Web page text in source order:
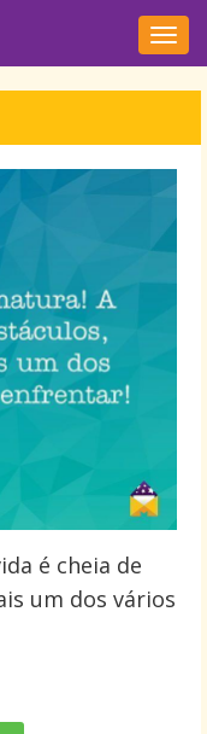
é cheia de
um dos vários